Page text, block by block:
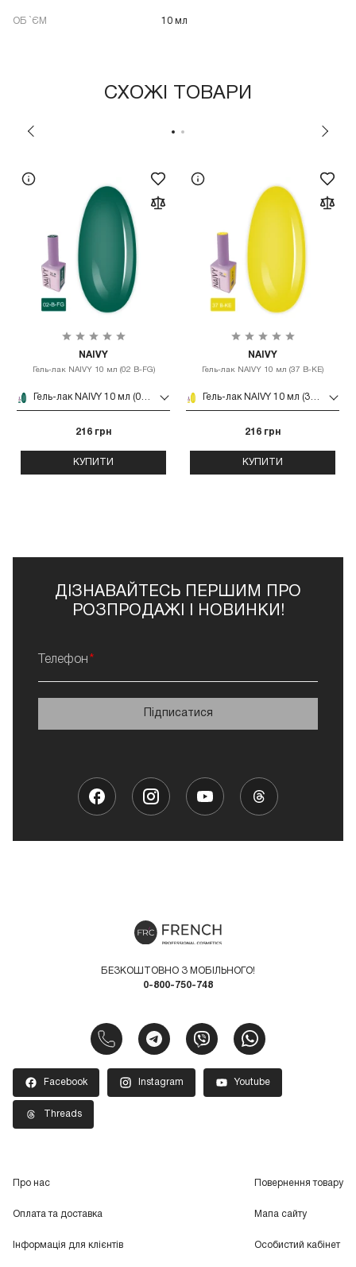
ОБ `ЄМ 10 мл
СХОЖІ ТОВАРИ
NAIVY
Гель-лак NAIVY 10 мл (02 B-FG)
Гель-лак NAIVY 10 мл (02 B-FG)
216 грн
КУПИТИ
NAIVY
Гель-лак NAIVY 10 мл (37 B-KE)
Гель-лак NAIVY 10 мл (37 B-KE)
216 грн
КУПИТИ
ДІЗНАВАЙТЕСЬ ПЕРШИМ ПРО
РОЗПРОДАЖІ І НОВИНКИ!
Телефон
Підписатися
БЕЗКОШТОВНО З МОБІЛЬНОГО!
0-800-750-748
Facebook Instagram Youtube
Threads
Про нас
Оплата та доставка
Інформація для клієнтів
Повернення товару
Мапа сайту
Особистий кабінет